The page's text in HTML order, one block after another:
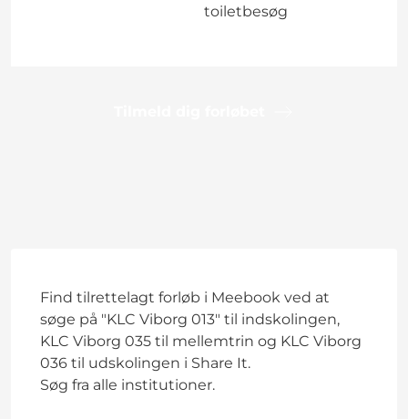
toiletbesøg
Find tilrettelagt forløb i Meebook ved at
søge på "KLC Viborg 013" til indskolingen,
KLC Viborg 035 til mellemtrin og KLC Viborg
036 til udskolingen i Share It.
Søg fra alle institutioner.